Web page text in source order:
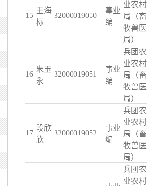
15
王海
标
32000019050
事业
编
业农村
局（畜
牧兽医
局）
16
朱玉
永
32000019051
事业
编
兵团农
业农村
局（畜
牧兽医
局）
17
段欣
欣
32000019052
事业
编
兵团农
业农村
局（畜
牧兽医
局）
兵团农
业农村